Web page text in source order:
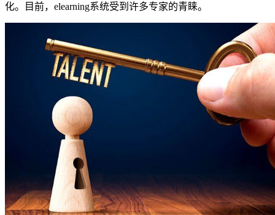
化。目前，elearning系统受到许多专家的青睐。